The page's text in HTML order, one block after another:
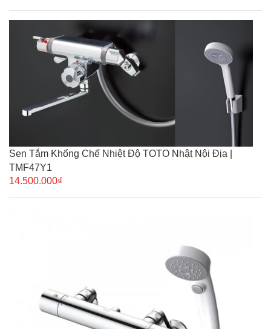
Sen Tắm Khống Chế Nhiệt Độ TOTO Nhật Nội Địa |
TMF47Y1
14.500.000₫